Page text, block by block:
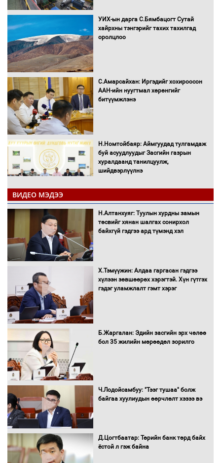
УИХ-ын дарга С.Бямбацогт Сутай
хайрхны тэнгэрийг тахих тахилгад
оролцлоо
С.Амарсайхан: Иргэдийг хохироосон
ААН-ийн нуугтмал хөрөнгийг
битүүмжлэнэ
Н.Номтойбаяр: Аймгуудад тулгамдаж
буй асуудлуудыг Засгийн газрын
хуралдаанд танилцуулж,
шийдвэрлүүлнэ
эрэгтэйчүүдийн волейболын тэмцээнд
оролцож байгаа баг тамирчдад
амжилт хүслээ
Автобензин, дизель түлшний онцгой
албан татварыг тэглэлээ
Санхүүгийн хэмнэлтийн горимд эрүүл
мэндийн салбар хамаарахгүй
Нөөцийн махны худалдаа,
борлуулалтыг нээлттэй ил тод
Монгол Улс “COP17”-д “Тал хээрийн
ВИДЕО МЭДЭЭ
Н.Алтанхуяг: Туулын хурдны замын
төсвийг хянан шалгах сонирхол
байхгүй гэдгээ ард түмэнд хэл
Х.Тэмүүжин: Алдаа гаргасан гэдгээ
хүлээн зөвшөөрөх хэрэгтэй. Хүн гүтгэх
гэдэг уламжлалт гэмт хэрэг
Б.Жаргалан: Эдийн засгийн эрх чөлөө
бол 35 жилийн мөрөөдөл зорилго
Ч.Лодойсамбуу: "Тээг тушаа" болж
байгаа хуулиудын өөрчлөлт хэзээ вэ
Д.Цогтбаатар: Төрийн банк төрд байх
ёстой л гэж байна